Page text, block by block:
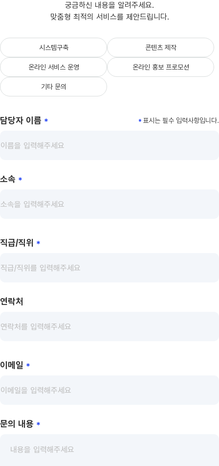
궁금하신 내용을 알려주세요.
맞춤형 최적의 서비스를 제안드립니다.
시스템구축 콘텐츠 제작
온라인 서비스 운영 온라인 홍보 프로모션
기타 문의
* 표시는 필수 입력사항입니다.
담당자 이름 *
소속 *
직급/직위 *
연락처
이메일 *
문의 내용 *